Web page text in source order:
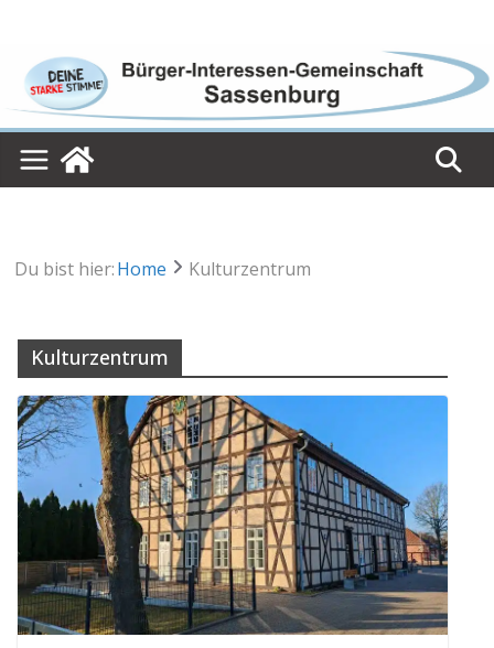
content
Du bist hier:Home Kulturzentrum
Kulturzentrum